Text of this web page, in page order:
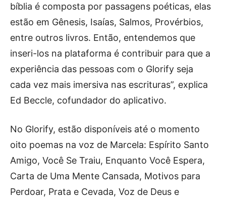
bíblia é composta por passagens poéticas, elas
estão em Gênesis, Isaías, Salmos, Provérbios,
entre outros livros. Então, entendemos que
inseri-los na plataforma é contribuir para que a
experiência das pessoas com o Glorify seja
cada vez mais imersiva nas escrituras”, explica
Ed Beccle, cofundador do aplicativo.
No Glorify, estão disponíveis até o momento
oito poemas na voz de Marcela: Espírito Santo
Amigo, Você Se Traiu, Enquanto Você Espera,
Carta de Uma Mente Cansada, Motivos para
Perdoar, Prata e Cevada, Voz de Deus e